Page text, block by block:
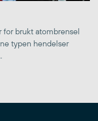
for brukt atombrensel
typen hendelser